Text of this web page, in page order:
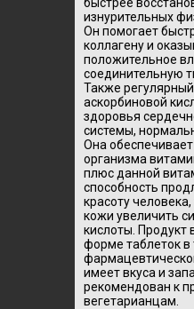
изнурительных
Он помогает
коллагену и
положительное
соединительную
Также
аскорбиновой
здоровья
системы,
Она
организма
плюс данной
способность
красоту
кожи увеличить
кислоты. Продукт
форме таблеток в
имеет вкуса и
рекомендован к
вегетарианцам.